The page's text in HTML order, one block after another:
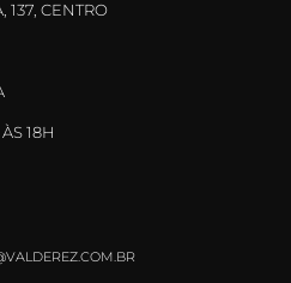
137, CENTRO
18H